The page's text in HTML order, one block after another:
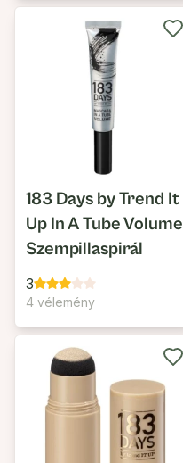
183 Days by Trend It
Up In A Tube Volume
Szempillaspirál
3
4 vélemény